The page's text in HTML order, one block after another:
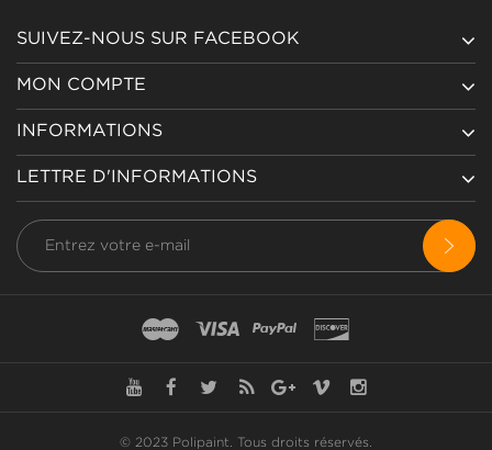
SUIVEZ-NOUS SUR FACEBOOK
MON COMPTE
INFORMATIONS
LETTRE D'INFORMATIONS
© 2023 Polipaint. Tous droits réservés.